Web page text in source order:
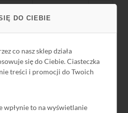
DO CIEBIE
co nasz sklep działa
się do Ciebie. Ciasteczka
treści i promocji do Twoich
wpłynie to na wyświetlanie